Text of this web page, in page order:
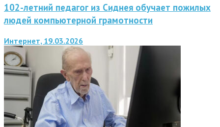
102-летний педагог из Сиднея обучает пожилых
людей компьютерной грамотности
Интернет, 19.03.2026